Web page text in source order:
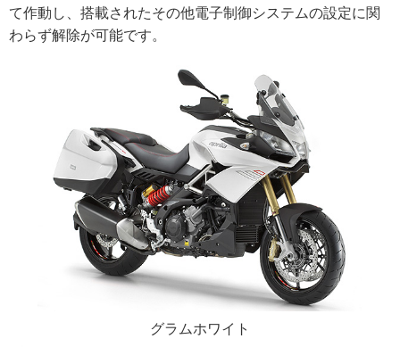
て作動し、搭載されたその他電子制御システムの設定に関
わらず解除が可能です。
グラムホワイト